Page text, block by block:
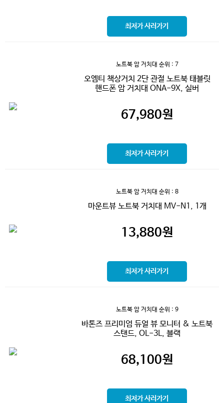
최저가 사러가기
노트북 암 거치대 순위 : 7
오엠티 책상거치 2단 관절 노트북 태블릿
핸드폰 암 거치대 ONA-9X, 실버
67,980원
최저가 사러가기
노트북 암 거치대 순위 : 8
마운트뷰 노트북 거치대 MV-N1, 1개
13,880원
최저가 사러가기
노트북 암 거치대 순위 : 9
바톤즈 프리미엄 듀얼 뷰 모니터 & 노트북
스탠드, OL-3L, 블랙
68,100원
최저가 사러가기